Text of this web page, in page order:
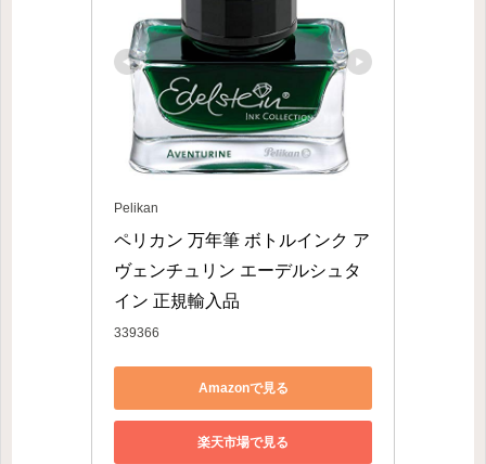
Pelikan
ペリカン 万年筆 ボトルインク ア
ヴェンチュリン エーデルシュタ
イン 正規輸入品
339366
Amazonで見る
楽天市場で見る